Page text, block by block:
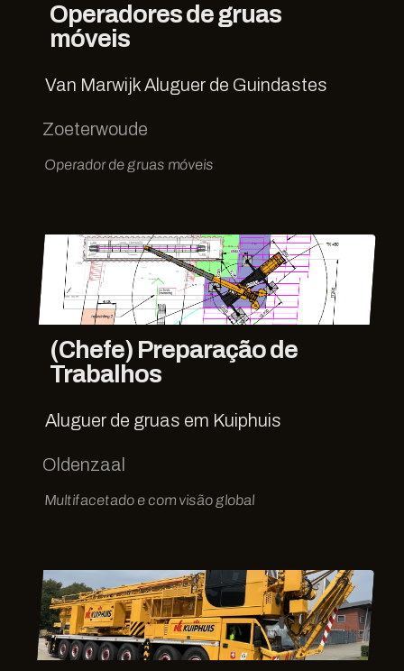
Operadores de gruas
móveis
Van Marwijk Aluguer de Guindastes
Zoeterwoude
Operador de gruas móveis
(Chefe) Preparação de
Trabalhos
Aluguer de gruas em Kuiphuis
Oldenzaal
Multifacetado e com visão global